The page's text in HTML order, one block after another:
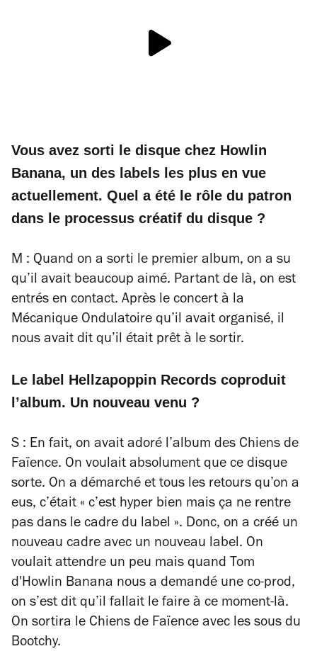
Vous avez sorti le disque chez Howlin
Banana, un des labels les plus en vue
actuellement. Quel a été le rôle du patron
dans le processus créatif du disque ?
M : Quand on a sorti le premier album, on a su
qu’il avait beaucoup aimé. Partant de là, on est
entrés en contact. Après le concert à la
Mécanique Ondulatoire qu’il avait organisé, il
nous avait dit qu’il était prêt à le sortir.
Le label Hellzapoppin Records coproduit
l’album. Un nouveau venu ?
S : En fait, on avait adoré l’album des Chiens de
Faïence. On voulait absolument que ce disque
sorte. On a démarché et tous les retours qu’on a
eus, c’était « c’est hyper bien mais ça ne rentre
pas dans le cadre du label ». Donc, on a créé un
nouveau cadre avec un nouveau label. On
voulait attendre un peu mais quand Tom
d'Howlin Banana nous a demandé une co-prod,
on s’est dit qu’il fallait le faire à ce moment-là.
On sortira le Chiens de Faïence avec les sous du
Bootchy.